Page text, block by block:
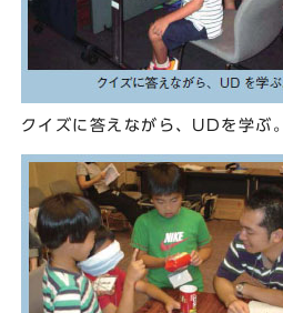
クイズに答えながら、UDを学ぶ。